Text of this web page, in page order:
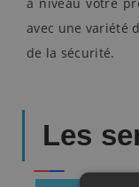
à niveau votre
avec une variété
de la sécurité.
Les